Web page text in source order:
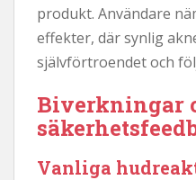
produkt. Användare
effekter, där synlig
självförtroendet och
Biverkningar
Vanliga